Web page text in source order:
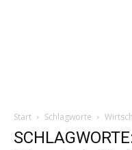
Start Schlagworte